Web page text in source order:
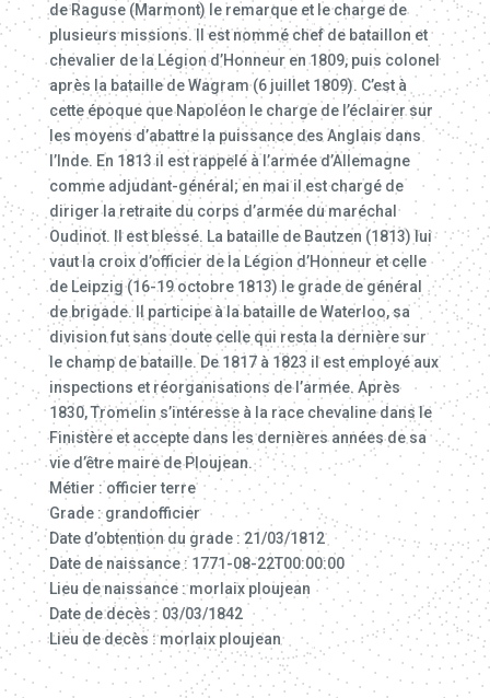
de Raguse (Marmont) le remarque et le charge de
plusieurs missions. Il est nommé chef de bataillon et
chevalier de la Légion d’Honneur en 1809, puis colonel
après la bataille de Wagram (6 juillet 1809). C’est à
cette époque que Napoléon le charge de l’éclairer sur
les moyens d’abattre la puissance des Anglais dans
l’Inde. En 1813 il est rappelé à l’armée d’Allemagne
comme adjudant-général; en mai il est chargé de
diriger la retraite du corps d’armée du maréchal
Oudinot. Il est blessé. La bataille de Bautzen (1813) lui
vaut la croix d’officier de la Légion d’Honneur et celle
de Leipzig (16-19 octobre 1813) le grade de général
de brigade. Il participe à la bataille de Waterloo, sa
division fut sans doute celle qui resta la dernière sur
le champ de bataille. De 1817 à 1823 il est employé aux
inspections et réorganisations de l’armée. Après
1830, Tromelin s’intéresse à la race chevaline dans le
Finistère et accepte dans les dernières années de sa
vie d’être maire de Ploujean.
Métier : officier terre
Grade : grandofficier
Date d’obtention du grade : 21/03/1812
Date de naissance : 1771-08-22T00:00:00
Lieu de naissance : morlaix ploujean
Date de decès : 03/03/1842
Lieu de decès : morlaix ploujean